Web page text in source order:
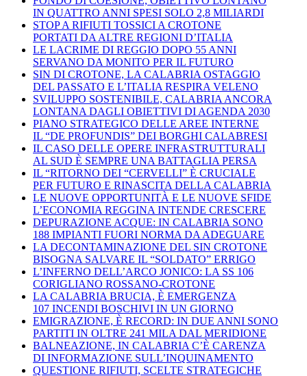
IN QUATTRO ANNI SPESI SOLO 2,8 MILIARDI
STOP A RIFIUTI TOSSICI A CROTONE
PORTATI DA ALTRE REGIONI D’ITALIA
LE LACRIME DI REGGIO DOPO 55 ANNI
SERVANO DA MONITO PER IL FUTURO
SIN DI CROTONE, LA CALABRIA OSTAGGIO
DEL PASSATO E L’ITALIA RESPIRA VELENO
SVILUPPO SOSTENIBILE, CALABRIA ANCORA
LONTANA DAGLI OBIETTIVI DI AGENDA 2030
PIANO STRATEGICO DELLE AREE INTERNE
IL “DE PROFUNDIS” DEI BORGHI CALABRESI
IL CASO DELLE OPERE INFRASTRUTTURALI
AL SUD È SEMPRE UNA BATTAGLIA PERSA
IL “RITORNO DEI “CERVELLI” È CRUCIALE
PER FUTURO E RINASCITA DELLA CALABRIA
LE NUOVE OPPORTUNITÀ E LE NUOVE SFIDE
L’ECONOMIA REGGINA INTENDE CRESCERE
DEPURAZIONE ACQUE: IN CALABRIA SONO
188 IMPIANTI FUORI NORMA DA ADEGUARE
LA DECONTAMINAZIONE DEL SIN CROTONE
BISOGNA SALVARE IL “SOLDATO” ERRIGO
L’INFERNO DELL’ARCO JONICO: LA SS 106
CORIGLIANO ROSSANO-CROTONE
LA CALABRIA BRUCIA, È EMERGENZA
107 INCENDI BOSCHIVI IN UN GIORNO
EMIGRAZIONE, È RECORD: IN DUE ANNI SONO
PARTITI IN OLTRE 241 MILA DAL MERIDIONE
BALNEAZIONE, IN CALABRIA C’È CARENZA
DI INFORMAZIONE SULL’INQUINAMENTO
QUESTIONE RIFIUTI, SCELTE STRATEGICHE